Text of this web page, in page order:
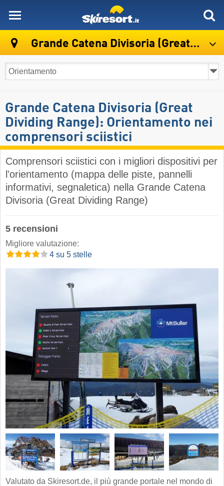
Grande Catena Divisoria (Great Dividing Range)
Grande Catena Divisoria (Great
Dividing Range): Orientamento nei
comprensori sciistici
Comprensori sciistici con i migliori dispositivi per
l'orientamento (mappa delle piste, pannelli
informativi, segnaletica) nella Grande Catena
Divisoria (Great Dividing Range)
5 recensioni
Migliore valutazione:
4 su 5 stelle
Valutato da Skiresort.de, il più grande portale nel mondo di